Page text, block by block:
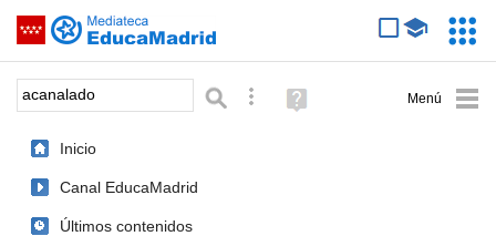
Saltar navegación
Palabra o frase: Búsqueda avanzada
Ayuda
(en
Inicio
Canal EducaMadrid
Últimos contenidos